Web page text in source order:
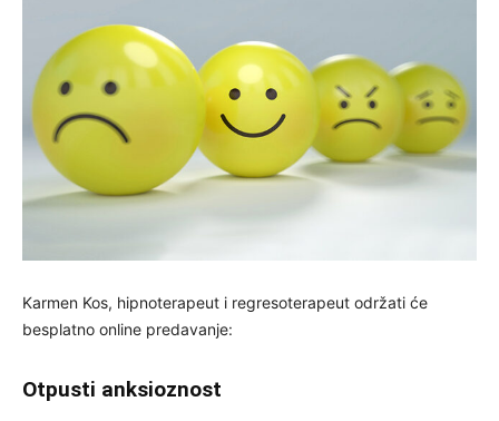
Karmen Kos, hipnoterapeut i regresoterapeut održati će
besplatno online predavanje:
Otpusti anksioznost